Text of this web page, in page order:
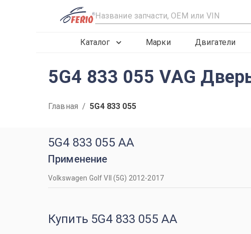
R
Каталог Марки Двигатели
5G4 833 055 VAG
Главная / 5G4 833 055
5G4 833 055 AA
Применение
Volkswagen Golf VII (5G) 2012-2017
Купить 5G4 833 055 AA